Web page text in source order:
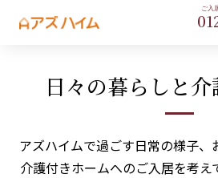
日々の暮らしと
アズハイムで過ごす日常の様子、
介護付きホームへのご入居を考え